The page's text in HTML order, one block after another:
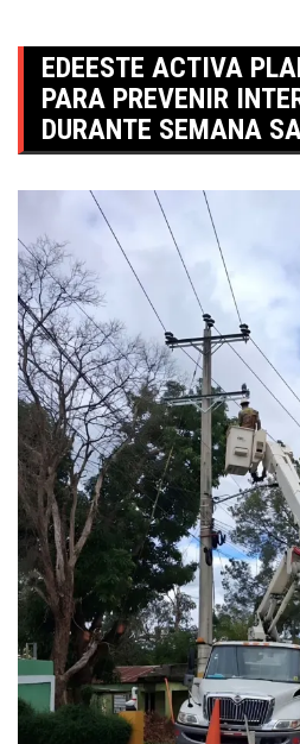
EDEESTE ACTIVA
PARA PREVENIR
DURANTE SEMANA